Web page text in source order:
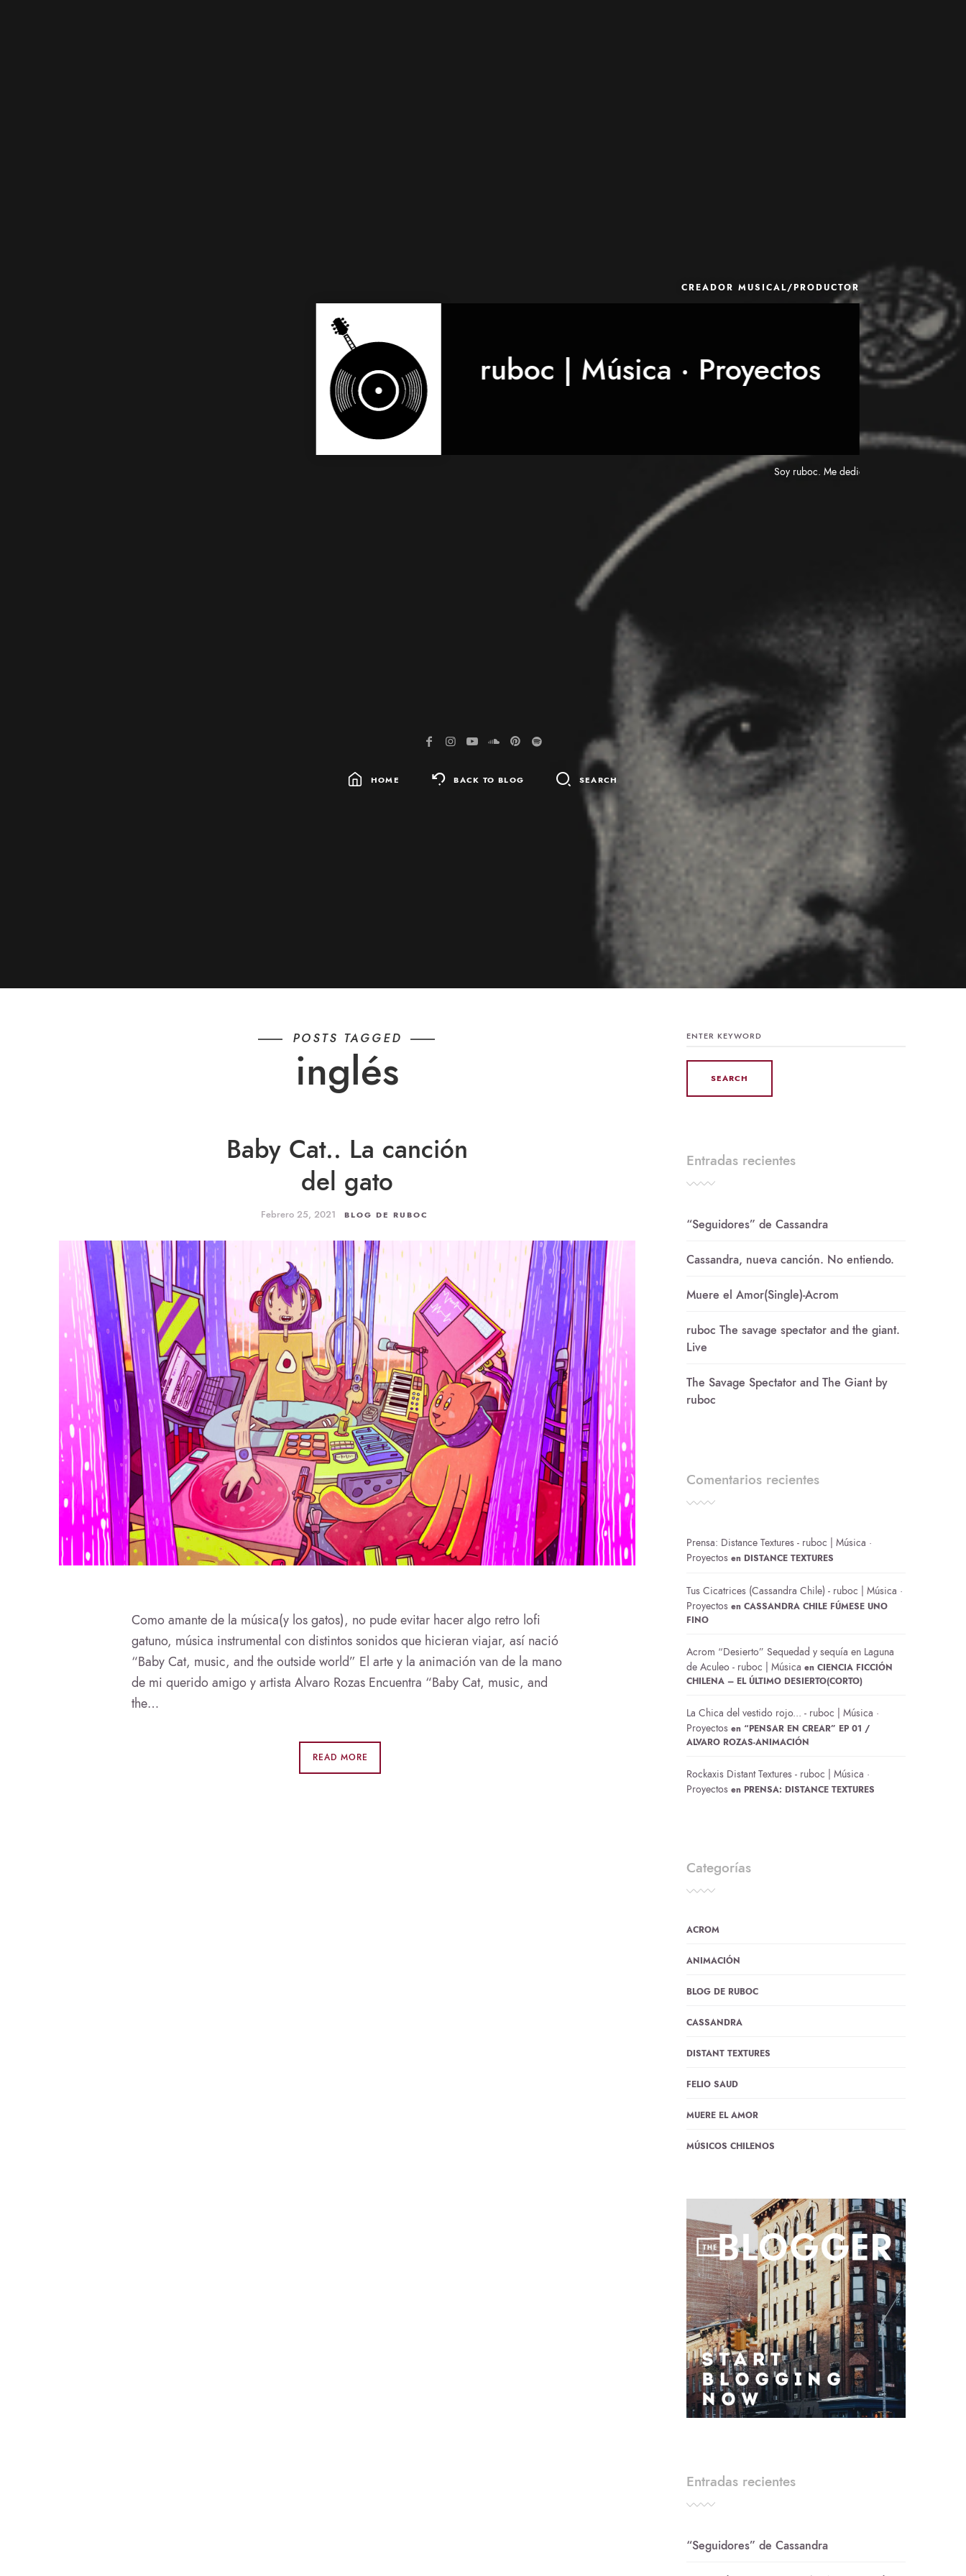
CREADOR MUSICAL/PRODUCTOR
Soy ruboc. Me dedico junto a otros artistas a
ruboc | Música · Proyectos
HOME BACK TO BLOG SEARCH
POSTS TAGGED
inglés
Baby Cat.. La canción
del gato
Febrero 25, 2021 BLOG DE RUBOC
Como amante de la música(y los gatos), no pude evitar hacer algo retro lofi
gatuno, música instrumental con distintos sonidos que hicieran viajar, así nació
“Baby Cat, music, and the outside world” El arte y la animación van de la mano
de mi querido amigo y artista Alvaro Rozas Encuentra “Baby Cat, music, and
the…
READ MORE
FOR:
Entradas recientes
“Seguidores” de Cassandra
Cassandra, nueva canción. No entiendo.
Muere el Amor(Single)-Acrom
ruboc The savage spectator and the giant.
Live
The Savage Spectator and The Giant by
ruboc
Comentarios recientes
Prensa: Distance Textures - ruboc | Música ·
Proyectos en DISTANCE TEXTURES
Tus Cicatrices (Cassandra Chile) - ruboc | Música ·
Proyectos enCASSANDRA CHILE FÚMESE UNO
FINO
Acrom “Desierto” Sequedad y sequía en Laguna
de Aculeo - ruboc | Música enCIENCIA FICCIÓN
CHILENA – EL ÚLTIMO DESIERTO(CORTO)
La Chica del vestido rojo... - ruboc | Música ·
Proyectos en “PENSAR EN CREAR” EP 01 /
ALVARO ROZAS-ANIMACIÓN
Rockaxis Distant Textures - ruboc | Música ·
Proyectos en PRENSA: DISTANCE TEXTURES
Categorías
ACROM
ANIMACIÓN
BLOG DE RUBOC
CASSANDRA
DISTANT TEXTURES
FELIO SAUD
MUERE EL AMOR
MÚSICOS CHILENOS
Entradas recientes
“Seguidores” de Cassandra